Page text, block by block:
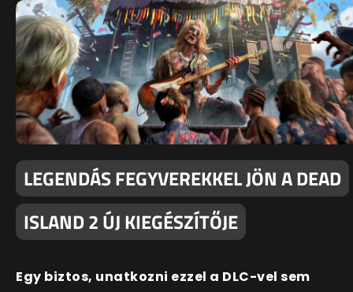
LEGENDÁS FEGYVEREKKEL JÖN A DEAD
ISLAND 2 ÚJ KIEGÉSZÍTŐJE
Egy biztos, unatkozni ezzel a DLC-vel sem